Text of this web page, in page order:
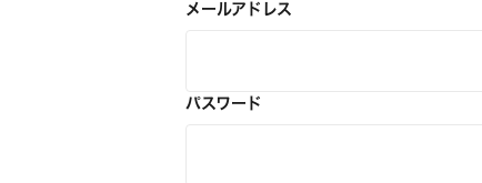
メールアドレス
パスワード